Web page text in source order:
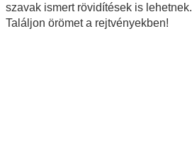
szavak ismert rövidítések is lehetnek.
Találjon örömet a rejtvényekben!